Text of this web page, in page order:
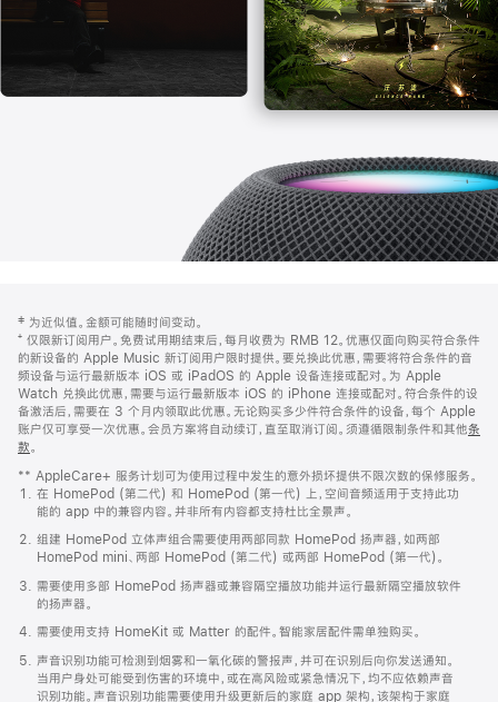
页
页
脚
注
‡ 为近似值。金额可能随时间变动。
⁺ 仅限新订阅用户。免费试用期结束后，每月收费为 RMB 12。优惠仅面向购买符合条件
的新设备的 Apple Music 新订阅用户限时提供。要兑换此优惠，需要将符合条件的音
频设备与运行最新版本 iOS 或 iPadOS 的 Apple 设备连接或配对。为 Apple
Watch 兑换此优惠，需要与运行最新版本 iOS 的 iPhone 连接或配对。符合条件的设
备激活后，需要在 3 个月内领取此优惠。无论购买多少件符合条件的设备，每个 Apple
账户仅可享受一次优惠。会员方案将自动续订，直至取消订阅。须遵循限制条件和其他条
款。
窗
口
中
打
开)
** AppleCare+ 服务计划可为使用过程中发生的意外损坏提供不限次数的保修服务。
在 HomePod (第二代) 和 HomePod (第一代) 上，空间音频适用于支持此功
能的 app 中的兼容内容。并非所有内容都支持杜比全景声。
组建 HomePod 立体声组合需要使用两部同款 HomePod 扬声器，如两部
HomePod mini、两部 HomePod (第二代) 或两部 HomePod (第一代)。
需要使用多部 HomePod 扬声器或兼容隔空播放功能并运行最新隔空播放软件
的扬声器。
需要使用支持 HomeKit 或 Matter 的配件。智能家居配件需单独购买。
声音识别功能可检测到烟雾和一氧化碳的警报声，并可在识别后向你发送通知。
当用户身处可能受到伤害的环境中，或在高风险或紧急情况下，均不应依赖声音
识别功能。声音识别功能需要使用升级更新后的家庭 app 架构，该架构于家庭